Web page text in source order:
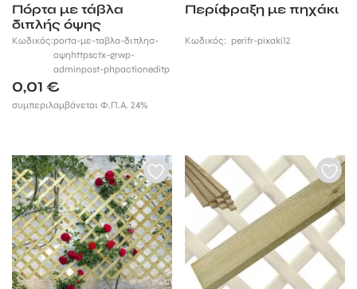
Πόρτα με τάβλα
διπλής όψης
Κωδικός:porta-με-ταβλα-διπλησ-
οψηhttpsctx-grwp-
adminpost-phpactioneditp
0,01 €
συμπεριλαμβάνεται Φ.Π.Α. 24%
Περίφραξη με πηχάκι
Κωδικός:perifr-pixaki12